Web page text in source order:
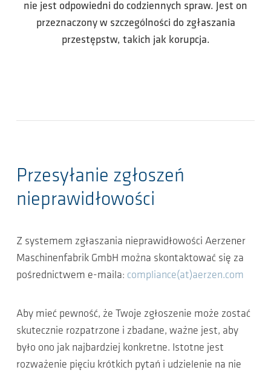
nie jest odpowiedni do codziennych spraw. Jest on
przeznaczony w szczególności do zgłaszania
przestępstw, takich jak korupcja.
Przesyłanie zgłoszeń
nieprawidłowości
Z systemem zgłaszania nieprawidłowości Aerzener
Maschinenfabrik GmbH można skontaktować się za
pośrednictwem e-maila: compliance(at)aerzen.com
Aby mieć pewność, że Twoje zgłoszenie może zostać
skutecznie rozpatrzone i zbadane, ważne jest, aby
było ono jak najbardziej konkretne. Istotne jest
rozważenie pięciu krótkich pytań i udzielenie na nie